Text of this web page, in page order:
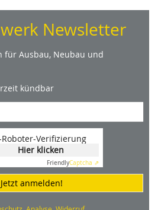
Newsletter
für Ausbau, Neubau und
kündbar
Verifizierung
Hier klicken
FriendlyCaptcha ⇗
anmelden!